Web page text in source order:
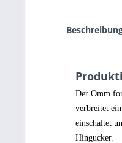
Der Omm
verbreitet
einschaltet
Hingucker.